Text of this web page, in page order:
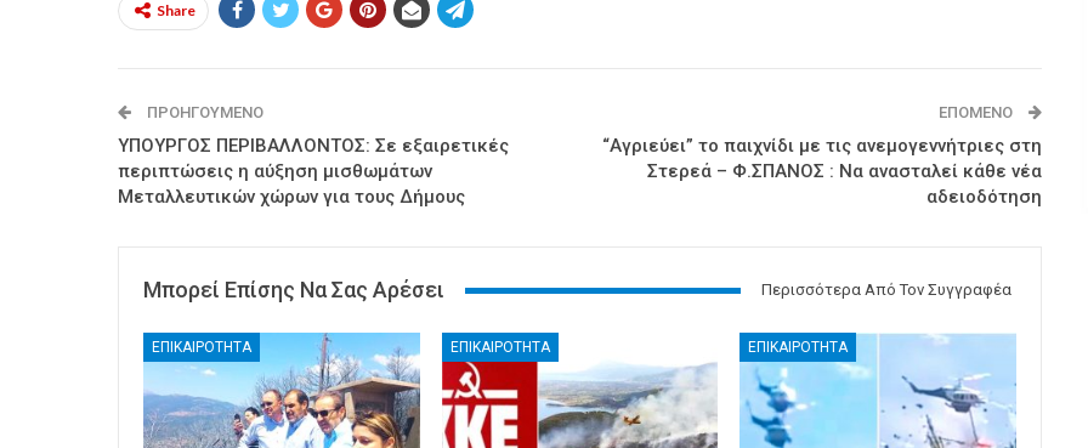
Share
ΠΡΟΗΓΟΎΜΕΝΟ
ΥΠΟΥΡΓΟΣ ΠΕΡΙΒΑΛΛΟΝΤΟΣ: Σε εξαιρετικές
περιπτώσεις η αύξηση μισθωμάτων
Μεταλλευτικών χώρων για τους Δήμους
ΕΠΌΜΕΝΟ
“Αγριεύει” το παιχνίδι με τις ανεμογεννήτριες στη
Στερεά – Φ.ΣΠΑΝΟΣ : Να ανασταλεί κάθε νέα
αδειοδότηση
Μπορεί Επίσης Να Σας Αρέσει Περισσότερα Από Τον Συγγραφέα
ΕΠΙΚΑΙΡΟΤΗΤΑ ΕΠΙΚΑΙΡΟΤΗΤΑ ΕΠΙΚΑΙΡΟΤΗΤΑ